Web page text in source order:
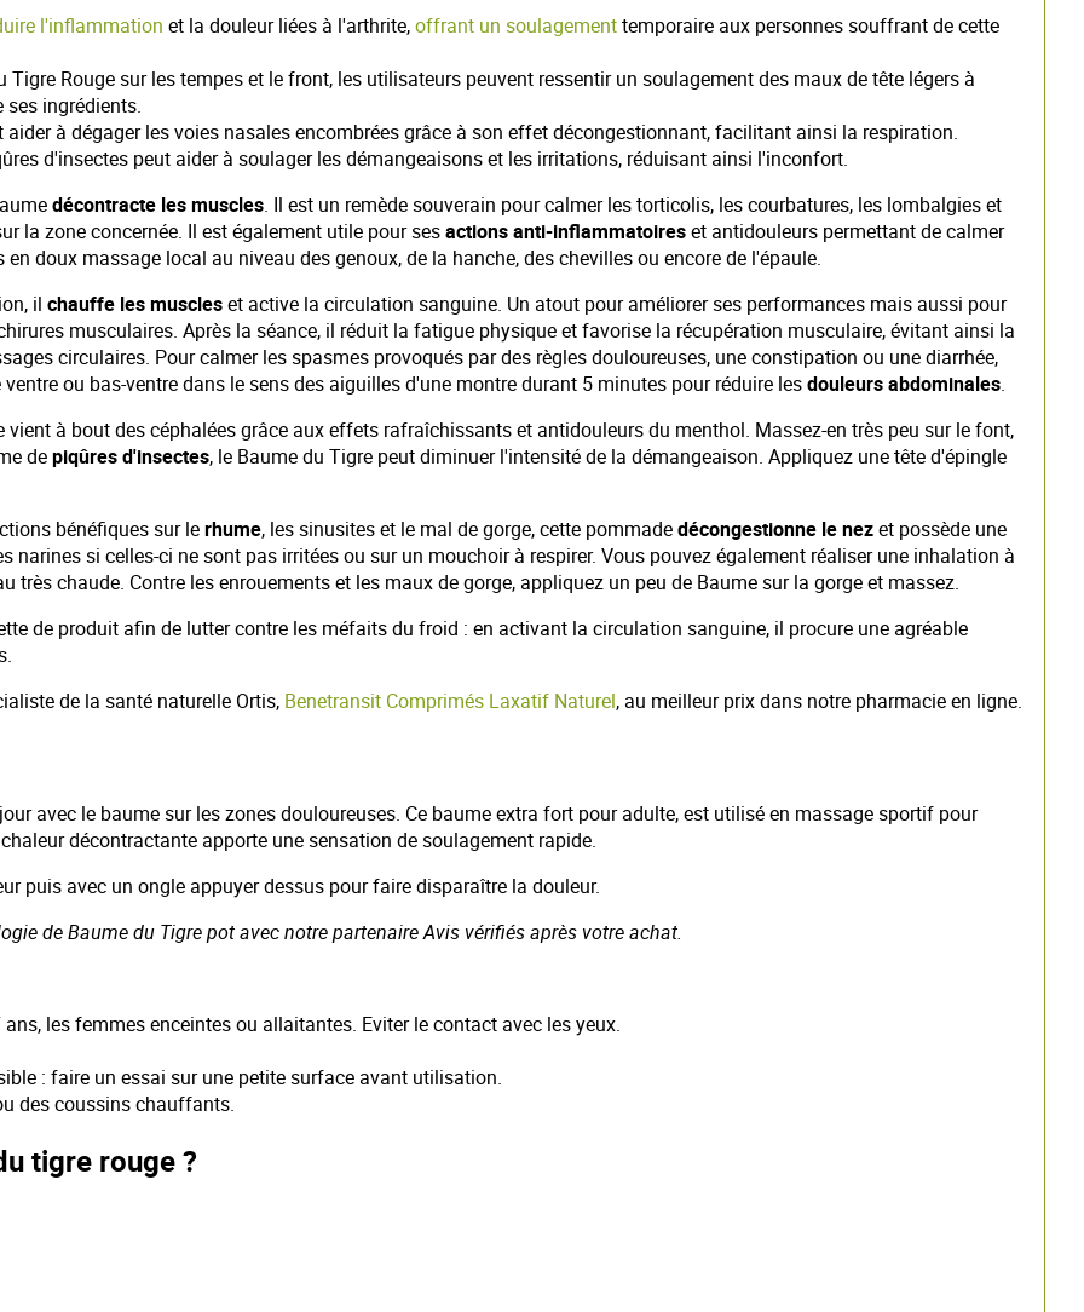
l'inflammation et la douleur liées à l'arthrite,offrant un soulagementtemporaire aux personnes souffrant de cette
Rouge sur les tempes et le front, les utilisateurs peuvent ressentir un soulagement des maux de tête légers à
ingrédients.
à dégager les voies nasales encombrées grâce à son effet décongestionnant, facilitant ainsi la respiration.
d'insectes peut aider à soulager les démangeaisons et les irritations, réduisant ainsi l'inconfort.
décontracte les muscles. Il est un remède souverain pour calmer les torticolis, les courbatures, les lombalgies et
la zone concernée. Il est également utile pour sesactions anti-inflammatoireset antidouleurs permettant de calmer
doux massage local au niveau des genoux, de la hanche, des chevilles ou encore de l'épaule.
il chauffe les muscleset active la circulation sanguine. Un atout pour améliorer ses performances mais aussi pour
musculaires. Après la séance, il réduit la fatigue physique et favorise la récupération musculaire, évitant ainsi la
circulaires. Pour calmer les spasmes provoqués par des règles douloureuses, une constipation ou une diarrhée,
ou bas-ventre dans le sens des aiguilles d'une montre durant 5 minutes pour réduire lesdouleurs abdominales.
vient à bout des céphalées grâce aux effets rafraîchissants et antidouleurs du menthol. Massez-en très peu sur le font,
depiqûres d'insectes, le Baume du Tigre peut diminuer l'intensité de la démangeaison. Appliquez une tête d'épingle
bénéfiques sur lerhume, les sinusites et le mal de gorge, cette pommadedécongestionne le nezet possède une
narines si celles-ci ne sont pas irritées ou sur un mouchoir à respirer. Vous pouvez également réaliser une inhalation à
très chaude. Contre les enrouements et les maux de gorge, appliquez un peu de Baume sur la gorge et massez.
de produit afin de lutter contre les méfaits du froid : en activant la circulation sanguine, il procure une agréable
de la santé naturelle Ortis, Benetransit Comprimés Laxatif Naturel, au meilleur prix dans notre pharmacie en ligne.
avec le baume sur les zones douloureuses. Ce baume extra fort pour adulte, est utilisé en massage sportif pour
décontractante apporte une sensation de soulagement rapide.
puis avec un ongle appuyer dessus pour faire disparaître la douleur.
de Baume du Tigre pot avec notre partenaire Avis vérifiés après votre achat.
les femmes enceintes ou allaitantes. Eviter le contact avec les yeux.
: faire un essai sur une petite surface avant utilisation.
des coussins chauffants.
tigre rouge ?